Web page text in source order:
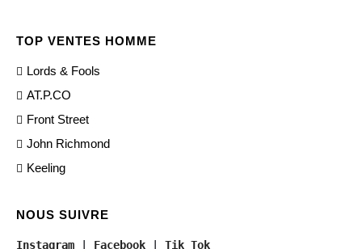
TOP VENTES HOMME
Lords & Fools
AT.P.CO
Front Street
John Richmond
Keeling
NOUS SUIVRE
Instagram | Facebook | Tik Tok